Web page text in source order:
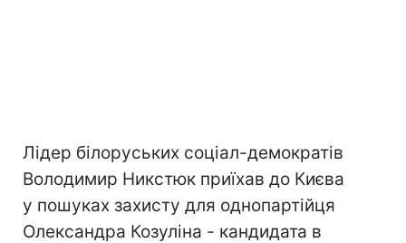
Лідер білоруських соціал-демократів
Володимир Никстюк приїхав до Києва
у пошуках захисту для однопартійця
Олександра Козуліна - кандидата в